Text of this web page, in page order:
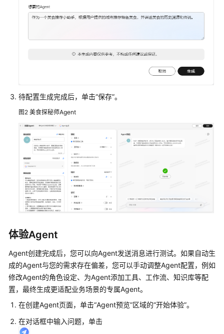
美
食
秘
建
旅
游
小
Agent
AppStage
维
中
心
快
入
门
入
门
待配置生成完成后，单击“保存”。
图2 美食探秘师Agent
体验Agent
Agent创建完成后，您可以向Agent发送消息进行测试。如果自动生
成的Agent与您的需求存在偏差，您可以手动调整Agent配置，例如
修改Agent的角色设定、为Agent添加工具、工作流、知识库等配
置，最终生成更适配业务场景的专属Agent。
在创建Agent页面，单击“Agent预览”区域的“开始体验”。
在对话框中输入问题，单击